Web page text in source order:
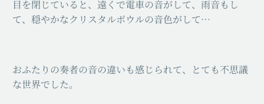
目を閉じていると、遠くで電車の音がして、雨音もし
て、穏やかなクリスタルボウルの音色がして…
おふたりの奏者の音の違いも感じられて、とても不思議
な世界でした。